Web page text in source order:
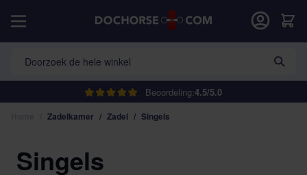
Beoordeling:4.5/5.0
Doorzoek de hele winkel
Cart
Zadelkamer / Zadel / Singels
Singels